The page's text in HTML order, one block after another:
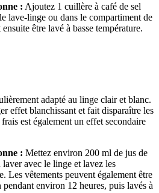
: Ajoutez 1 cuillère à café de sel
lave-linge ou dans le compartiment de
être lavé à basse température.
adapté au linge clair et blanc.
effet blanchissant et fait disparaître les
est également un effet secondaire
: Mettez environ 200 ml de jus de
avec le linge et lavez les
Les vêtements peuvent également être
environ 12 heures, puis lavés à